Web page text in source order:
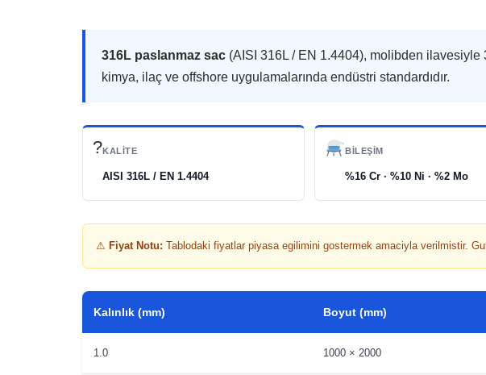
316L paslanmaz sac (AISI 316L / EN 1.4404), molibden ilavesiyle
kimya, ilaç ve offshore uygulamalarında endüstri standardıdır.
?KALITE
AISI 316L / EN 1.4404
BILEŞIM
%16 Cr · %10 Ni · %2 Mo
⚠ Fiyat Notu: Tablodaki fiyatlar piyasa egilimini gostermek amaciyla verilmistir.
Kalınlık (mm) Boyut (mm)
1.0 1000 × 2000